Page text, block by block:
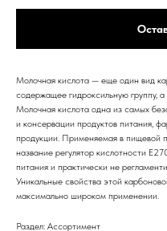
Молочная кислота — еще один вид
содержащее гидроксильную группу,
Молочная кислота одна из самых
и консервации продуктов питания,
продукции. Применяемая в пищевой
название регулятор кислотности
питания и практически не
Уникальные свойства этой
максимально широком применении.
Раздел: Ассортимент